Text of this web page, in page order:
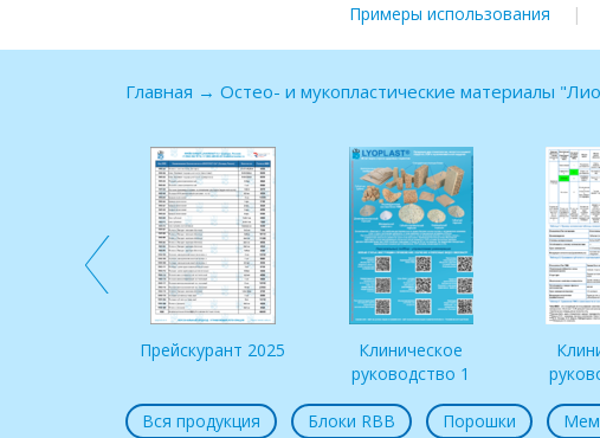
Примеры использования
Главная → Остео- и мукопластические материалы
Прейскурант 2025
Клиническое
руководство 1
Вся продукция Блоки RBB Порошки